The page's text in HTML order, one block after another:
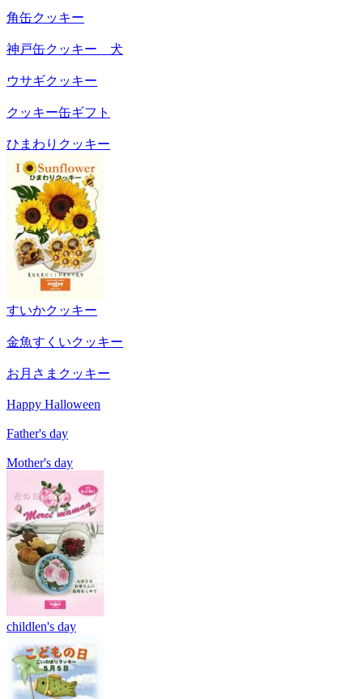
角缶クッキー
神戸缶クッキー 犬
ウサギクッキー
クッキー缶ギフト
ひまわりクッキー
すいかクッキー
金魚すくいクッキー
お月さまクッキー
Happy Halloween
Father's day
Mother's day
childlen's day